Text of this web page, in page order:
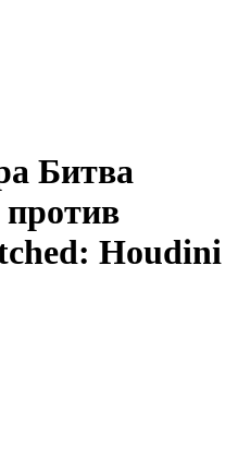
Битва
Houdini